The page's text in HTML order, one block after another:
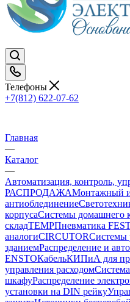
Телефоны
+7(812) 622-07-62
Главная
—
Каталог
—
Автоматизация, контроль,
РАСПРОДАЖАМонтажный
антиоблединение
корпусаСистемы домашнего
складTEMPПневматика
аналогиCIRCUTORСистемы
зданиемРаспределение и
ENSTOКабельКИПиА для
управления расходом
шкафуРаспределение
установки на DIN рейку